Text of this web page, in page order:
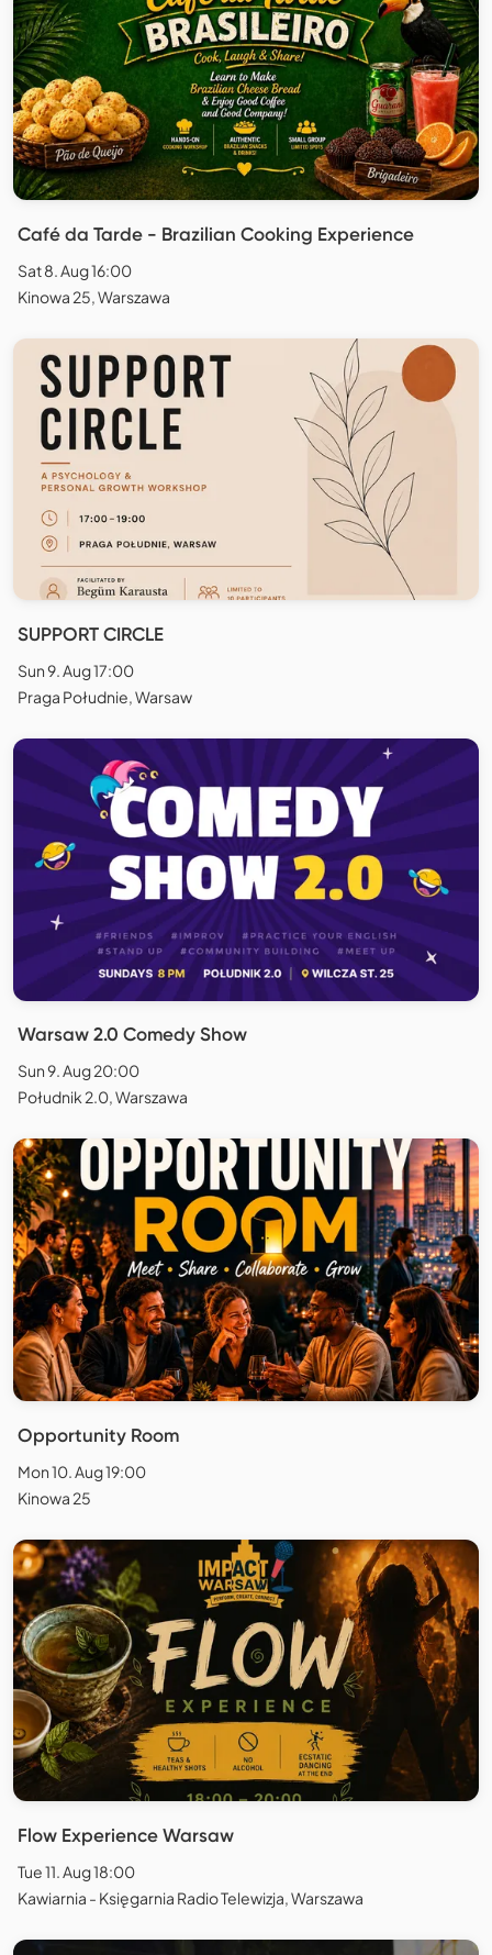
Café da Tarde - Brazilian Cooking Experience
Sat 8. Aug 16:00
Kinowa 25, Warszawa
SUPPORT CIRCLE
Sun 9. Aug 17:00
Praga Południe, Warsaw
Warsaw 2.0 Comedy Show
Sun 9. Aug 20:00
Południk 2.0, Warszawa
Opportunity Room
Mon 10. Aug 19:00
Kinowa 25
Flow Experience Warsaw
Tue 11. Aug 18:00
Kawiarnia - Księgarnia Radio Telewizja, Warszawa